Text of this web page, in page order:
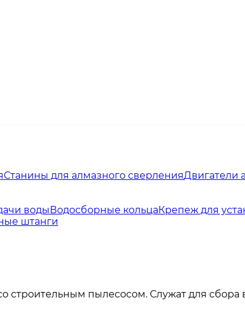
Станины для алмазного сверленияДвигатели
водыВодосборные кольцаКрепеж для
штанги
строительным пылесосом. Служат для